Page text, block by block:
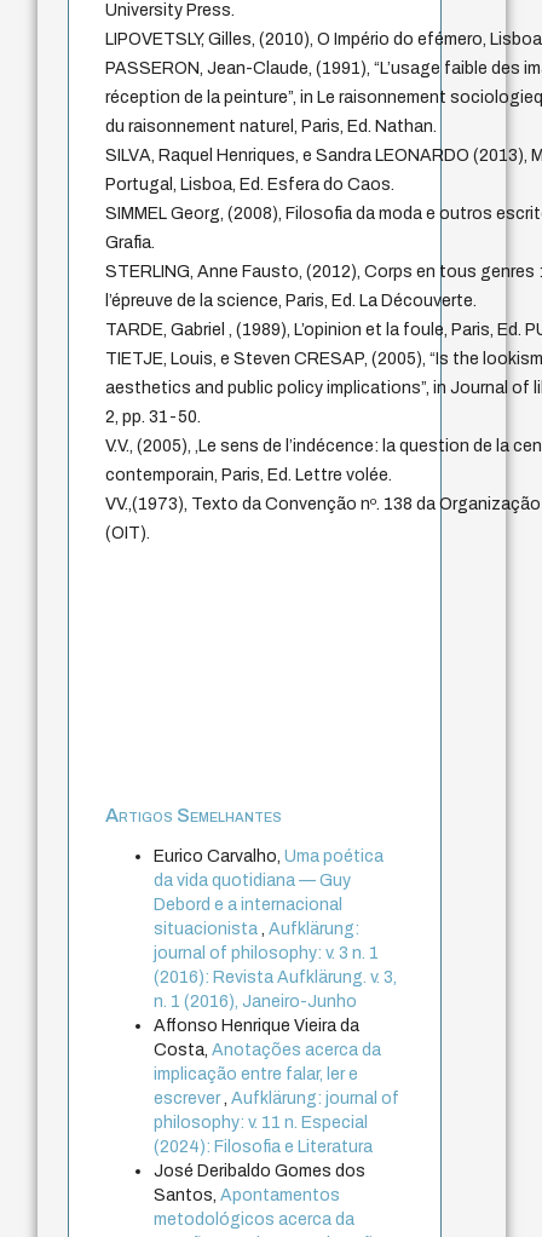
University Press.
LIPOVETSLY, Gilles, (2010), O Império do efémero,
PASSERON, Jean-Claude, (1991), “L’usage faible des
réception de la peinture”, in Le raisonnement
du raisonnement naturel, Paris, Ed. Nathan.
SILVA, Raquel Henriques, e Sandra LEONARDO (2013),
Portugal, Lisboa, Ed. Esfera do Caos.
SIMMEL Georg, (2008), Filosofia da moda e outros
Grafia.
STERLING, Anne Fausto, (2012), Corps en tous genres
l’épreuve de la science, Paris, Ed. La Découverte.
TARDE, Gabriel , (1989), L’opinion et la foule, Paris, Ed.
TIETJE, Louis, e Steven CRESAP, (2005), “Is the
aesthetics and public policy implications”, in Journal of
2, pp. 31-50.
V.V., (2005), ,Le sens de l’indécence: la question de la
contemporain, Paris, Ed. Lettre volée.
VV.,(1973), Texto da Convenção nº. 138 da
(OIT).
Artigos Semelhantes
Eurico Carvalho,Uma poética
da vida quotidiana — Guy
Debord e a internacional
situacionista ,Aufklärung:
journal of philosophy: v. 3 n. 1
(2016): Revista Aufklärung. v. 3,
n. 1 (2016), Janeiro-Junho
Affonso Henrique Vieira da
Costa,Anotações acerca da
implicação entre falar, ler e
escrever ,Aufklärung: journal of
philosophy: v. 11 n. Especial
(2024): Filosofia e Literatura
José Deribaldo Gomes dos
Santos,Apontamentos
metodológicos acerca da